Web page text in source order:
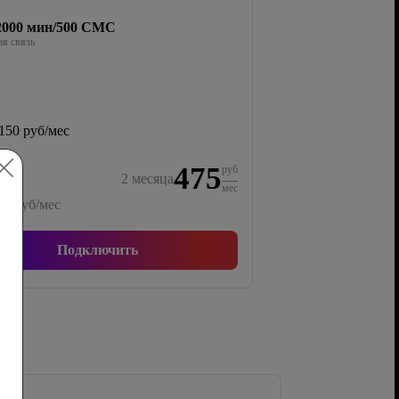
мин/500 СМС
связь
руб/мес
2 месяца475руб
мес
руб/мес
Подключить